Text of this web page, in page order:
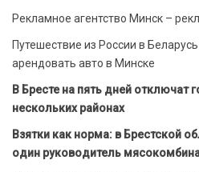
Рекламное агентство Минск –
Путешествие из России в
арендовать авто в Минске
В Бресте на пять дней отключат
нескольких районах
Взятки как норма: в Брестской
один руководитель